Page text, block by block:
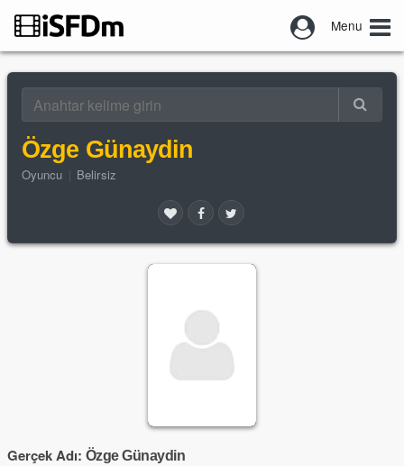
Menu
Özge Günaydin
Oyuncu Belirsiz
Gerçek Adı: Özge Günaydin